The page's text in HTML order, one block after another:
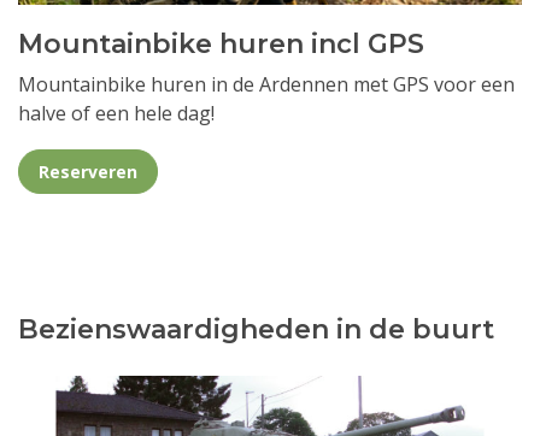
Mountainbike huren incl GPS
Mountainbike huren in de Ardennen met GPS voor een
halve of een hele dag!
Reserveren
Bezienswaardigheden in de buurt